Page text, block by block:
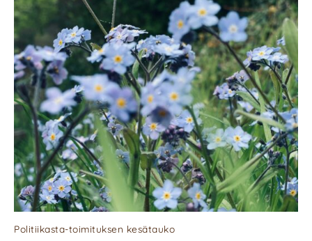
Politiikasta-toimituksen kesätauko